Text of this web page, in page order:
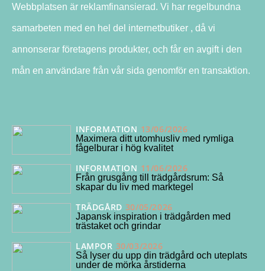
Webbplatsen är reklamfinansierad. Vi har regelbundna
samarbeten med en hel del internetbutiker , då vi
annonserar företagens produkter, och får en avgift i den
mån en användare från vår sida genomför en transaktion.
INFORMATION 13/06/2026
Maximera ditt utomhusliv med rymliga
fågelburar i hög kvalitet
INFORMATION 11/06/2026
Från grusgång till trädgårdsrum: Så
skapar du liv med marktegel
TRÄDGÅRD 30/05/2026
Japansk inspiration i trädgården med
trästaket och grindar
LAMPOR 30/03/2026
Så lyser du upp din trädgård och uteplats
under de mörka årstiderna